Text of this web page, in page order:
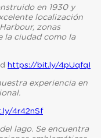
en 1930 y
localización
zonas
la ciudad como la
https://bit.ly/4pUqfqI
experiencia en
4r42nSf
lago. Se encuentra